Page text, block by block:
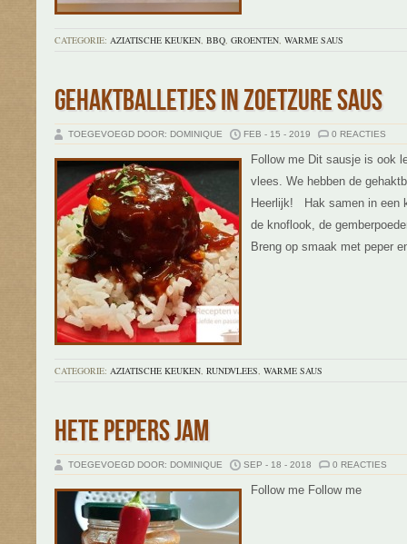
CATEGORIE: AZIATISCHE KEUKEN, BBQ, GROENTEN, WARME SAUS
GEHAKTBALLETJES IN ZOETZURE SAUS
TOEGEVOEGD DOOR: DOMINIQUE FEB - 15 - 2019 0 REACTIES
Follow me Dit sausje is ook
vlees. We hebben de
Heerlijk! Hak samen in een
de knoflook, de
Breng op smaak met peper
CATEGORIE: AZIATISCHE KEUKEN, RUNDVLEES, WARME SAUS
HETE PEPERS JAM
TOEGEVOEGD DOOR: DOMINIQUE SEP - 18 - 2018 0 REACTIES
Follow me Follow me